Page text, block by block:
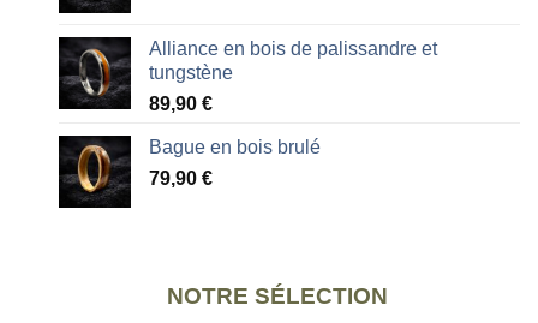
Alliance en bois de palissandre et
tungstène
89,90 €
Bague en bois brulé
79,90 €
NOTRE SÉLECTION